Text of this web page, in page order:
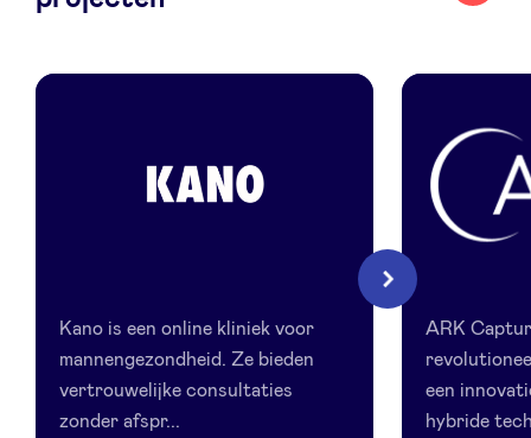
Kano is een online kliniek voor
mannengezondheid. Ze bieden
vertrouwelijke consultaties
zonder afspr...
Solutions
ARK
een
hybride
Volgende